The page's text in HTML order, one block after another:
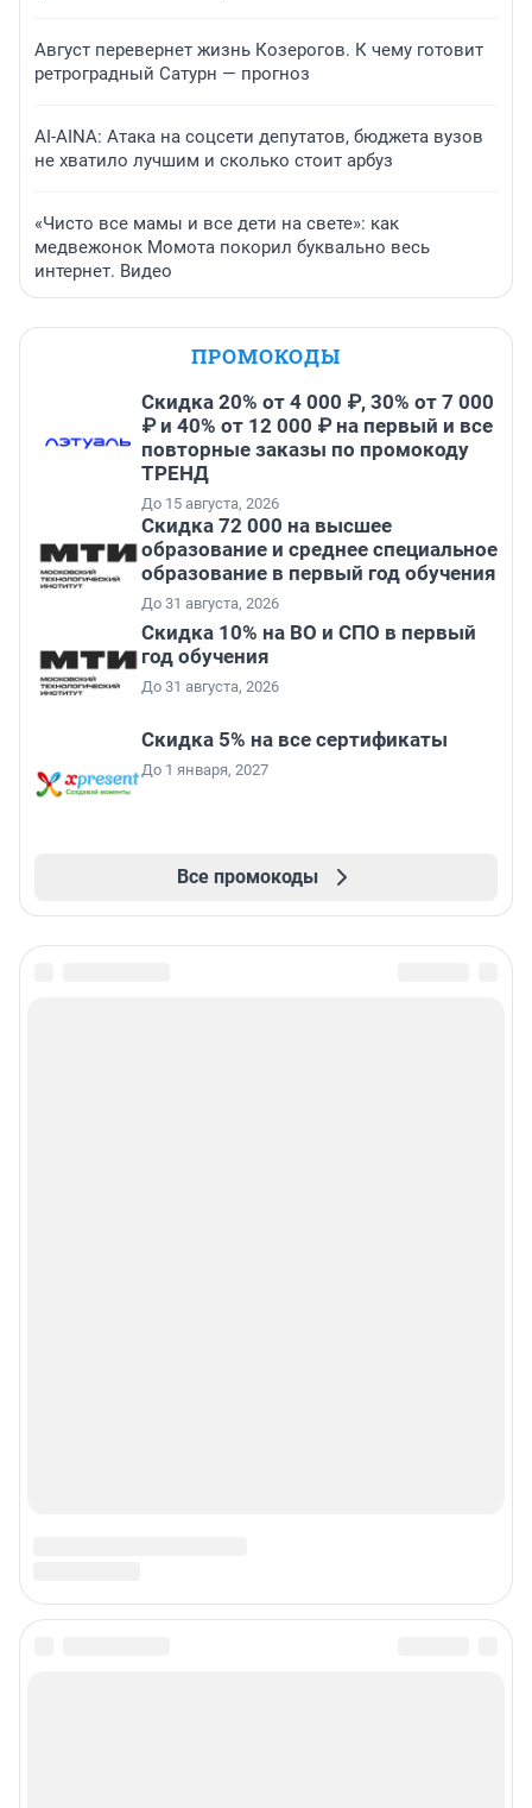
Август перевернет жизнь Козерогов. К чему готовит
ретроградный Сатурн — прогноз
AI-AINA: Атака на соцсети депутатов, бюджета вузов
не хватило лучшим и сколько стоит арбуз
«Чисто все мамы и все дети на свете»: как
медвежонок Момота покорил буквально весь
интернет. Видео
ПРОМОКОДЫ
Скидка 20% от 4 000 ₽, 30% от 7 000
₽ и 40% от 12 000 ₽ на первый и все
повторные заказы по промокоду
ТРЕНД
До 15 августа, 2026
Скидка 72 000 на высшее
образование и среднее специальное
образование в первый год обучения
До 31 августа, 2026
Скидка 10% на ВО и СПО в первый
год обучения
До 31 августа, 2026
Скидка 5% на все сертификаты
До 1 января, 2027
Все промокоды